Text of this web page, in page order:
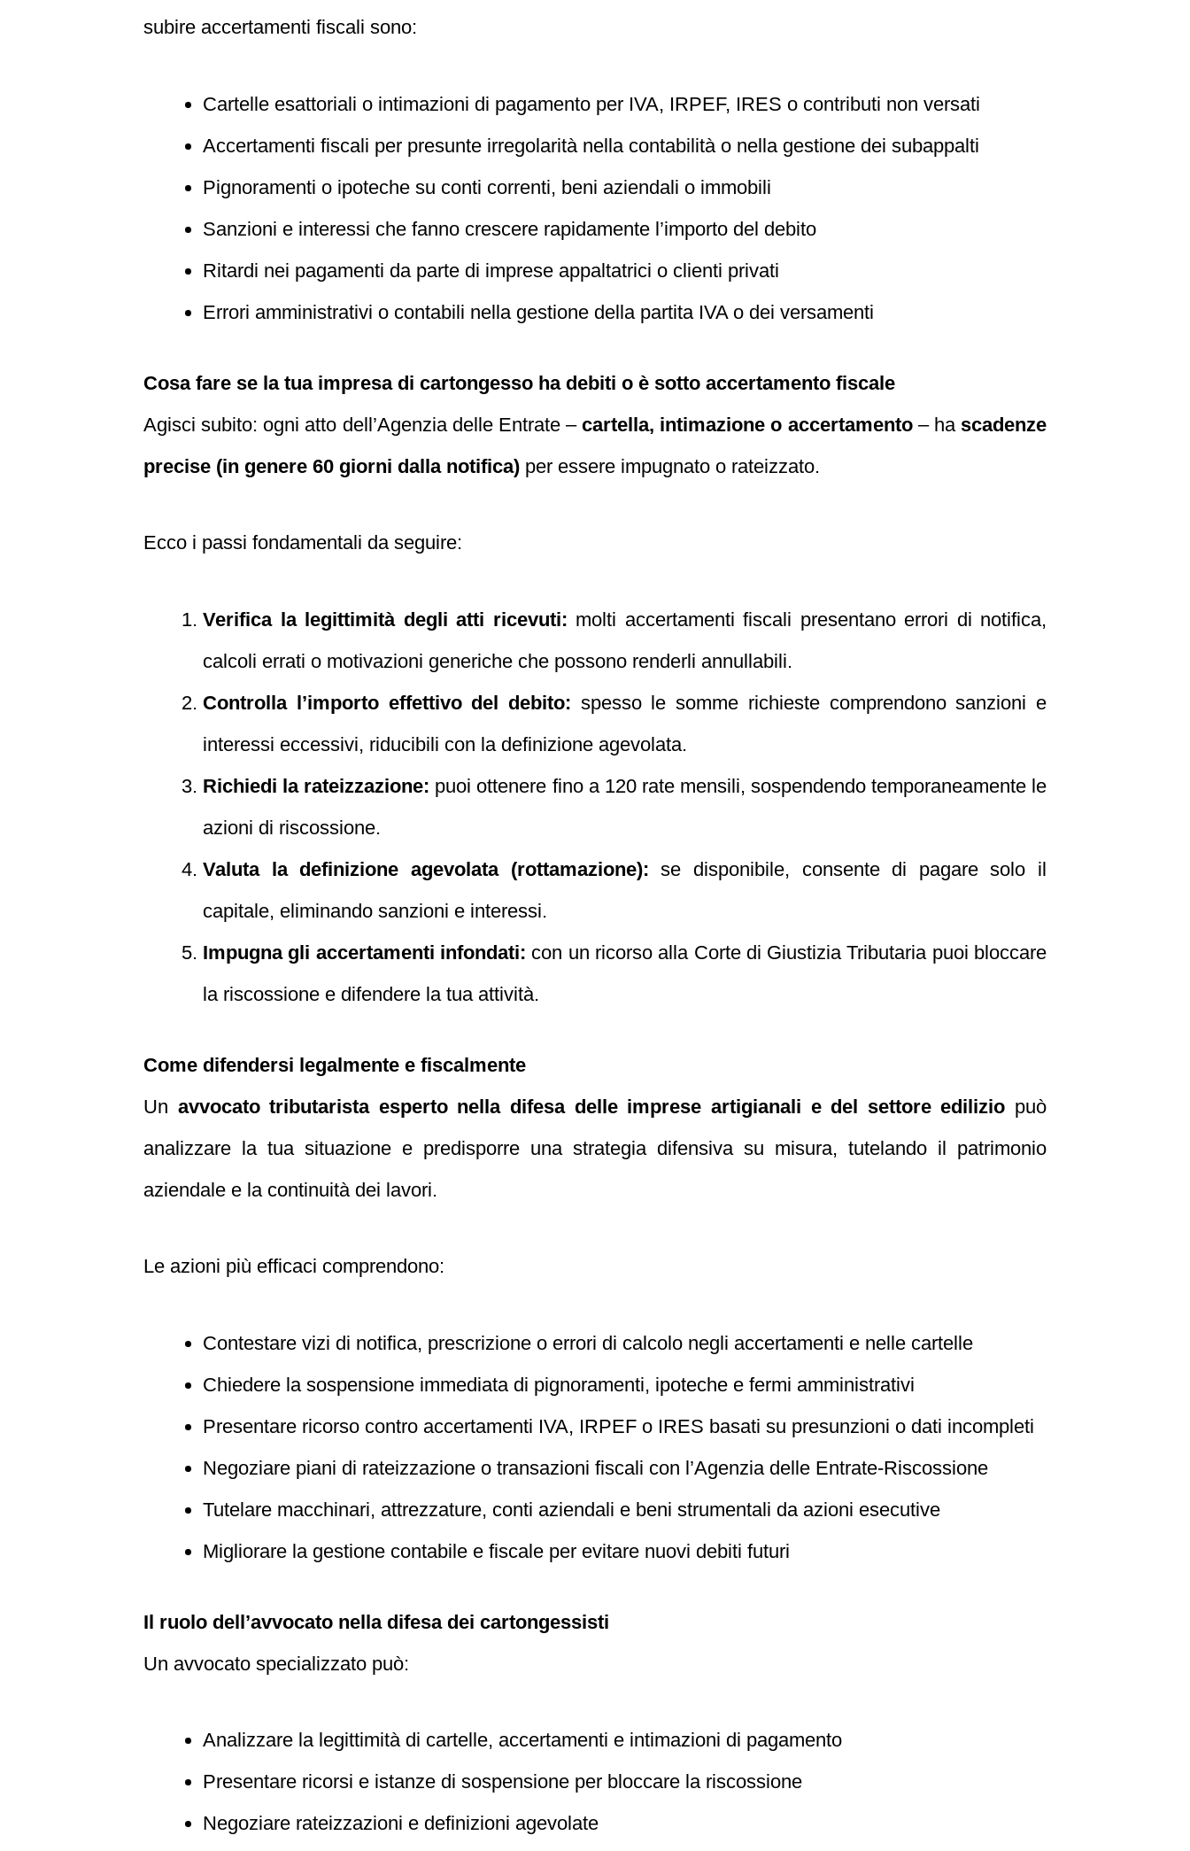
subire accertamenti fiscali sono:
Cartelle esattoriali o intimazioni di pagamento per IVA, IRPEF, IRES o contributi non versati
Accertamenti fiscali per presunte irregolarità nella contabilità o nella gestione dei subappalti
Pignoramenti o ipoteche su conti correnti, beni aziendali o immobili
Sanzioni e interessi che fanno crescere rapidamente l’importo del debito
Ritardi nei pagamenti da parte di imprese appaltatrici o clienti privati
Errori amministrativi o contabili nella gestione della partita IVA o dei versamenti
Cosa fare se la tua impresa di cartongesso ha debiti o è sotto accertamento fiscale
Agisci subito: ogni atto dell’Agenzia delle Entrate –cartella, intimazione o accertamento– ha scadenze
precise (in genere 60 giorni dalla notifica) per essere impugnato o rateizzato.
Ecco i passi fondamentali da seguire:
Verifica la legittimità degli atti ricevuti: molti accertamenti fiscali presentano errori di notifica,
calcoli errati o motivazioni generiche che possono renderli annullabili.
Controlla l’importo effettivo del debito: spesso le somme richieste comprendono sanzioni e
interessi eccessivi, riducibili con la definizione agevolata.
Richiedi la rateizzazione: puoi ottenere fino a 120 rate mensili, sospendendo temporaneamente le
azioni di riscossione.
Valuta la definizione agevolata (rottamazione): se disponibile, consente di pagare solo il
capitale, eliminando sanzioni e interessi.
Impugna gli accertamenti infondati: con un ricorso alla Corte di Giustizia Tributaria puoi bloccare
la riscossione e difendere la tua attività.
Come difendersi legalmente e fiscalmente
Un avvocato tributarista esperto nella difesa delle imprese artigianali e del settore edilizio può
analizzare la tua situazione e predisporre una strategia difensiva su misura, tutelando il patrimonio
aziendale e la continuità dei lavori.
Le azioni più efficaci comprendono:
Contestare vizi di notifica, prescrizione o errori di calcolo negli accertamenti e nelle cartelle
Chiedere la sospensione immediata di pignoramenti, ipoteche e fermi amministrativi
Presentare ricorso contro accertamenti IVA, IRPEF o IRES basati su presunzioni o dati incompleti
Negoziare piani di rateizzazione o transazioni fiscali con l’Agenzia delle Entrate-Riscossione
Tutelare macchinari, attrezzature, conti aziendali e beni strumentali da azioni esecutive
Migliorare la gestione contabile e fiscale per evitare nuovi debiti futuri
Il ruolo dell’avvocato nella difesa dei cartongessisti
Un avvocato specializzato può:
Analizzare la legittimità di cartelle, accertamenti e intimazioni di pagamento
Presentare ricorsi e istanze di sospensione per bloccare la riscossione
Negoziare rateizzazioni e definizioni agevolate